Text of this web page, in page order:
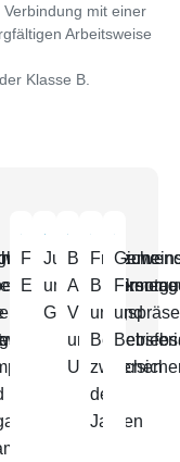
mit einer
Arbeitsweise
Klasse B.
Fundierte
Einarbeitung
und
Betriebliche
VL
und
Freie
und
zwischen
den
Jahren
und